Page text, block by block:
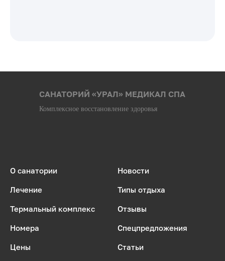
САНАТОРИЙ «УРАЛ» МЕДИКАЛ СПА
Комплексное восстановление здоровья
О санатории
Лечение
Термальный комплекс
Номера
Цены
Новости
Типы отдыха
Отзывы
Спецпредложения
Статьи